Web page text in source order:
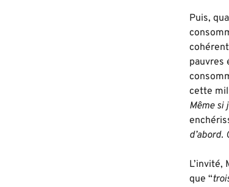
Puis,
pauvres
cette
Même si
que “